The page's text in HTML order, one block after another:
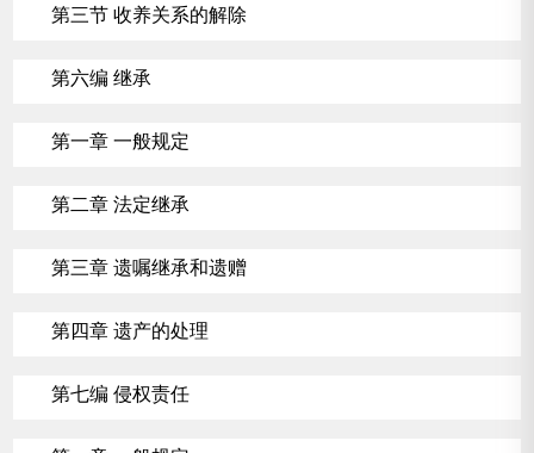
第三节 收养关系的解除
第六编 继承
第一章 一般规定
第二章 法定继承
第三章 遗嘱继承和遗赠
第四章 遗产的处理
第七编 侵权责任